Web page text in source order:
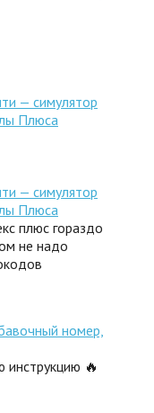
— симулятор
Плюса
— симулятор
Плюса
плюс гораздо
не надо
номер,
инструкцию 🔥